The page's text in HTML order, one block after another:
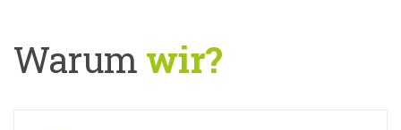
Warum wir?